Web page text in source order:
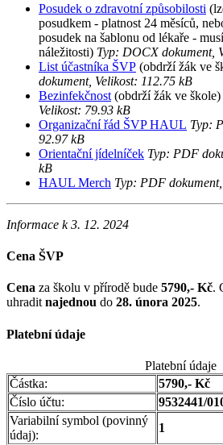
Posudek o zdravotní způsobilosti
posudkem - platnost 24 měsíců,
posudek na šablonu od lékaře -
náležitosti) Typ: DOCX dokument,
List účastníka ŠVP (obdrží žák ve
dokument, Velikost: 112.75 kB
Bezinfekčnost (obdrží žák ve škole)
Velikost: 79.93 kB
Organizační řád ŠVP HAUL Typ:
92.97 kB
Orientační jídelníček Typ: PDF
kB
HAUL Merch Typ: PDF
Informace k 3. 12. 2024
Cena ŠVP
Cena za školu v přírodě bude 5790,- Kč.
uhradit najednou do 28. února 2025.
Platební údaje
Platební údaje
Částka:
5790,- Kč
Číslo účtu:
9532441/
Variabilní symbol (povinný
údaj):
1